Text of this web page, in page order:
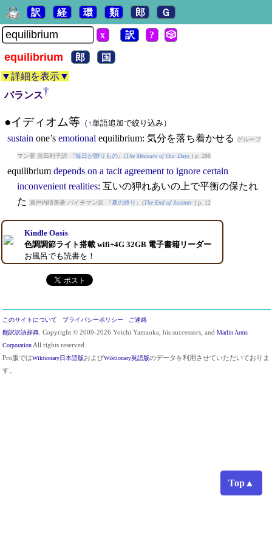
Top▲
訳 経 環 類 郎 Ｇ
x 訳 ? 🎲
equilibrium 郎
国
▼詳細を表示▼
バランス†
●イディオム等（ ↑単語追加で絞り込み）
sustain one’s emotional equilibrium: 気分を落ち着かせる グループ
マン著 吉田利子訳 『毎日が贈りもの』(The Measure of Our Days) p. 286
equilibrium depends on a tacit agreement to ignore certain
inconvenient realities: 互いの狎れあいの上で平衡の保たれ
た 瀬戸内晴美著 バイチマン訳 『夏の終り 』(The End of Summer) p. 12
Kindle Oasis
色調調節ライト搭載 wifi+4G 32GB 電子書籍リーダー
お風呂でも読書を！
このサイトについて プライバシーポリシー
ご連絡
翻訳訳語辞典. Copyright © 2009-2026 Yoichi Yamaoka, his successors, and Marlin Arms
CorporationAll rights reserved.
Pro版ではWiktionary日本語版およびWiktionary英語版のデータを利用させていただいておりま
す。